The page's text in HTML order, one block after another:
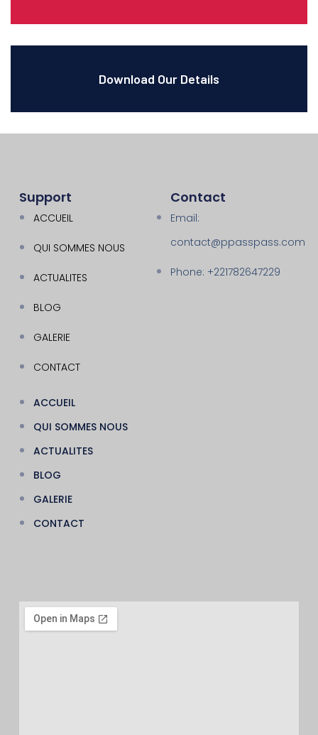
Download Our Details
Support
ACCUEIL
QUI SOMMES NOUS
ACTUALITES
BLOG
GALERIE
CONTACT
ACCUEIL
QUI SOMMES NOUS
ACTUALITES
BLOG
GALERIE
CONTACT
Contact
Email:
contact@ppasspass.com
Phone: +221782647229